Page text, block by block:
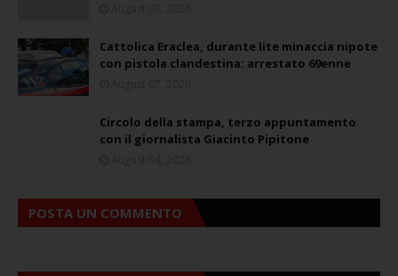
Cattolica Eraclea, durante lite minaccia nipote
con pistola clandestina: arrestato 69enne
Circolo della stampa, terzo appuntamento
con il giornalista Giacinto Pipitone
POSTA UN COMMENTO